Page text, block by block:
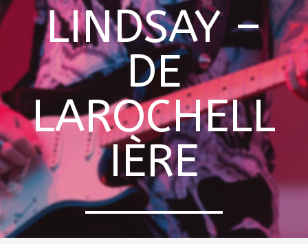
LINDSAY –
DE
LAROCHELL
IÈRE